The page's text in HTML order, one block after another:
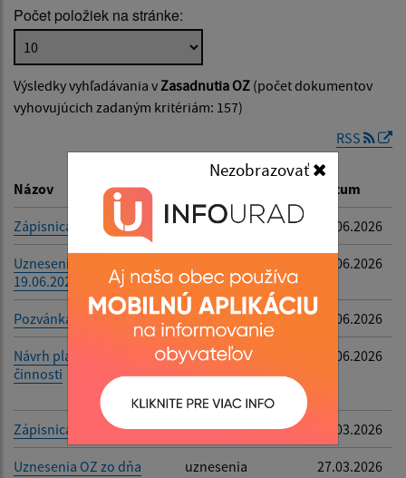
Nezobrazovať
Popis:
Dátum zverejnenia od:
Počet položiek na stránke:
Výsledky vyhľadávania vZasadnutia OZ (počet dokumentov
vyhovujúcich zadaným kritériám: 157)
RSS
Názov Dátum
Zápisnica - 19.06.2026 zápisnica 22.06.2026
Uznesenia zo dňa
19.06.2026
zasadnutie
20.06.2026
Pozvánka OZ pozvánka 11.06.2026
Návrh plánu kontrolnej
činnosti
plán kontrolnej
činnosti na 2.
01.06.2026
Zápisnica - 26.03.2026 zápisnica 29.03.2026
Uznesenia OZ zo dňa
uznesenia 27.03.2026